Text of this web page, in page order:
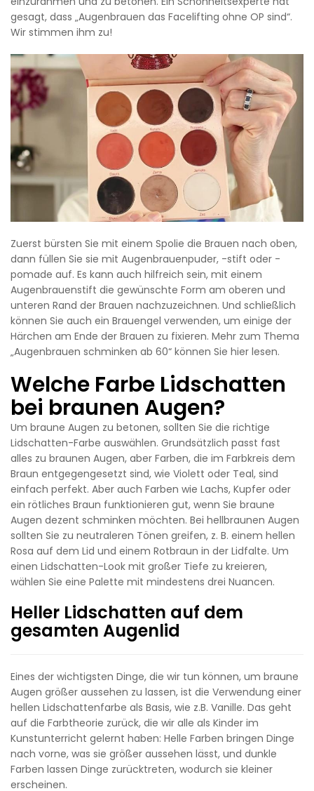
gesagt, dass „Augenbrauen das Facelifting ohne OP sind“.
Wir stimmen ihm zu!
Zuerst bürsten Sie mit einem Spolie die Brauen nach oben,
dann füllen Sie sie mit Augenbrauenpuder, -stift oder -
pomade auf. Es kann auch hilfreich sein, mit einem
Augenbrauenstift die gewünschte Form am oberen und
unteren Rand der Brauen nachzuzeichnen. Und schließlich
können Sie auch ein Brauengel verwenden, um einige der
Härchen am Ende der Brauen zu fixieren. Mehr zum Thema
„Augenbrauen schminken ab 60“ können Sie hier lesen.
Welche Farbe Lidschatten
bei braunen Augen?
Um braune Augen zu betonen, sollten Sie die richtige
Lidschatten-Farbe auswählen. Grundsätzlich passt fast
alles zu braunen Augen, aber Farben, die im Farbkreis dem
Braun entgegengesetzt sind, wie Violett oder Teal, sind
einfach perfekt. Aber auch Farben wie Lachs, Kupfer oder
ein rötliches Braun funktionieren gut, wenn Sie braune
Augen dezent schminken möchten. Bei hellbraunen Augen
sollten Sie zu neutraleren Tönen greifen, z. B. einem hellen
Rosa auf dem Lid und einem Rotbraun in der Lidfalte. Um
einen Lidschatten-Look mit großer Tiefe zu kreieren,
wählen Sie eine Palette mit mindestens drei Nuancen.
Heller Lidschatten auf dem
gesamten Augenlid
Eines der wichtigsten Dinge, die wir tun können, um braune
Augen größer aussehen zu lassen, ist die Verwendung einer
hellen Lidschattenfarbe als Basis, wie z.B. Vanille. Das geht
auf die Farbtheorie zurück, die wir alle als Kinder im
Kunstunterricht gelernt haben: Helle Farben bringen Dinge
nach vorne, was sie größer aussehen lässt, und dunkle
Farben lassen Dinge zurücktreten, wodurch sie kleiner
erscheinen.